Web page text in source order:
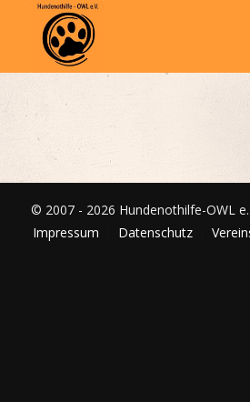
© 2007 - 2026 Hundenothilfe-OWL e.
Impressum
Datenschutz